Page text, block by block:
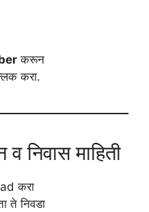
करून
करा.
निवास माहिती
करा
ते निवडा